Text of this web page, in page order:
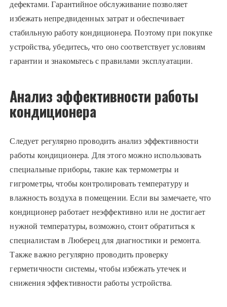
дефектами. Гарантийное обслуживание позволяет
избежать непредвиденных затрат и обеспечивает
стабильную работу кондиционера. Поэтому при покупке
устройства, убедитесь, что оно соответствует условиям
гарантии и знакомьтесь с правилами эксплуатации.
Анализ эффективности работы
кондиционера
Следует регулярно проводить анализ эффективности
работы кондиционера. Для этого можно использовать
специальные приборы, такие как термометры и
гигрометры, чтобы контролировать температуру и
влажность воздуха в помещении. Если вы замечаете, что
кондиционер работает неэффективно или не достигает
нужной температуры, возможно, стоит обратиться к
специалистам в Люберец для диагностики и ремонта.
Также важно регулярно проводить проверку
герметичности системы, чтобы избежать утечек и
снижения эффективности работы устройства.